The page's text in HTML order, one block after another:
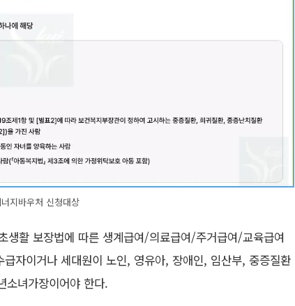
지바우처 신청대상
생활 보장법에 따른 생계급여/의료급여/주거급여/교육급여
자이거나 세대원이 노인, 영유아, 장애인, 임산부, 중증질환
녀가장이어야 한다.